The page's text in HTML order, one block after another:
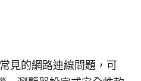
見的網路連線問題，可